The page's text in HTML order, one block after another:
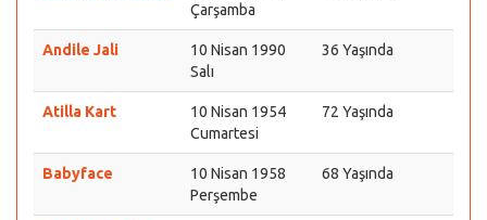
Çarşamba
Andile Jali
10 Nisan 1990
Salı
36 Yaşında
Atilla Kart
10 Nisan 1954
Cumartesi
72 Yaşında
Babyface
10 Nisan 1958
Perşembe
68 Yaşında